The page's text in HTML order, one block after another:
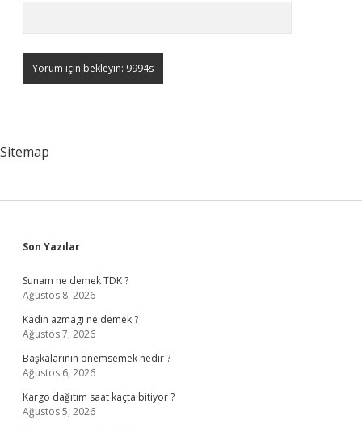
Sitemap
Sidebar
Son Yazılar
Sunam ne demek TDK ?
Ağustos 8, 2026
Kadın azmagı ne demek ?
Ağustos 7, 2026
Başkalarının önemsemek nedir ?
Ağustos 6, 2026
Kargo dağıtım saat kaçta bitiyor ?
Ağustos 5, 2026